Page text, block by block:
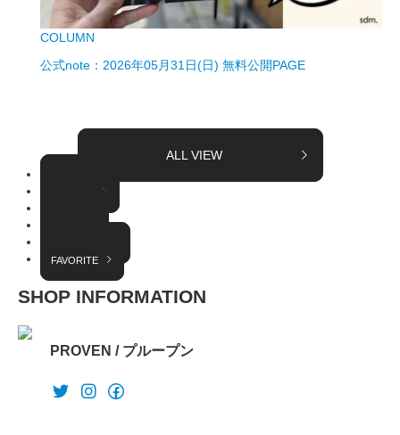
COLUMN
公式note：2026年05月31日(日) 無料公開PAGE
ALL VIEW
FAVORITE
SHOP INFORMATION
PROVEN / プループン